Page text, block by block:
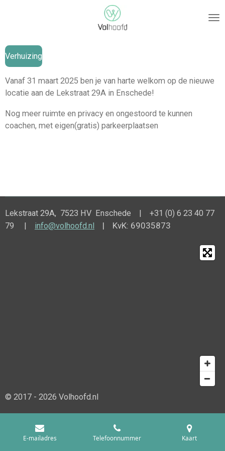
de
hoofdinhoud
Verhuizing
Vanaf 31 maart 2025 ben je van harte welkom op de nieuwe
locatie aan de Lekstraat 29A in Enschede!
Nog meer ruimte en privacy en ongestoord te kunnen
coachen, met eigen(gratis) parkeerplaatsen
Lekstraat 29A, 7523 HV Enschede | +31 (0) 6 23 40 77
79 | info@volhoofd.nl | KvK: 69035873
© 2017 - 2026 Volhoofd.nl
E-mailadres Telefoonnummer Kaart